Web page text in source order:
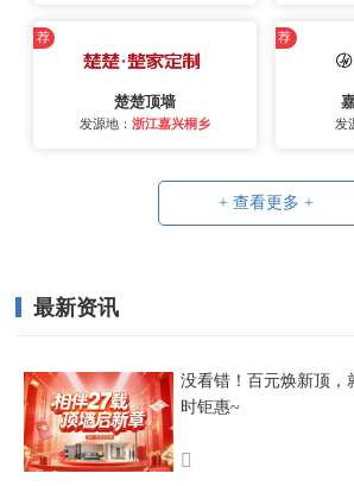
荐
楚楚顶墙
发源地：浙江嘉兴桐乡
荐
发
+ 查看更多 +
最新资讯
没看错！百元焕新顶，
时钜惠~